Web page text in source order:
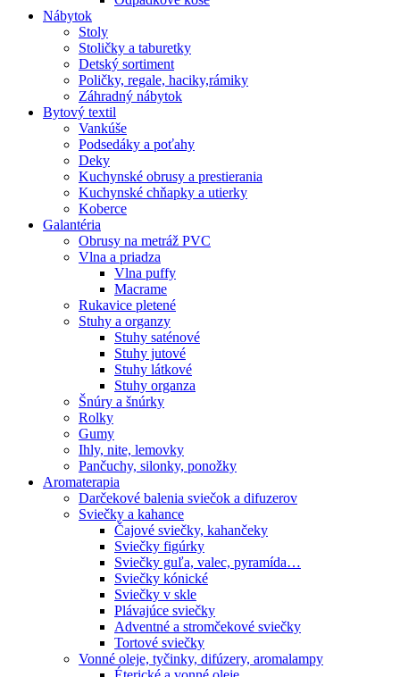
Nábytok
Stoly
Stoličky a taburetky
Detský sortiment
Poličky, regale, haciky,rámiky
Záhradný nábytok
Bytový textil
Vankúše
Podsedáky a poťahy
Deky
Kuchynské obrusy a prestierania
Kuchynské chňapky a utierky
Koberce
Galantéria
Obrusy na metráž PVC
Vlna a priadza
Vlna puffy
Macrame
Rukavice pletené
Stuhy a organzy
Stuhy saténové
Stuhy jutové
Stuhy látkové
Stuhy organza
Šnúry a šnúrky
Rolky
Gumy
Ihly, nite, lemovky
Pančuchy, silonky, ponožky
Aromaterapia
Darčekové balenia sviečok a difuzerov
Sviečky a kahance
Čajové sviečky, kahančeky
Sviečky figúrky
Sviečky guľa, valec, pyramída…
Sviečky kónické
Sviečky v skle
Plávajúce sviečky
Adventné a stromčekové sviečky
Tortové sviečky
Vonné oleje, tyčinky, difúzery, aromalampy